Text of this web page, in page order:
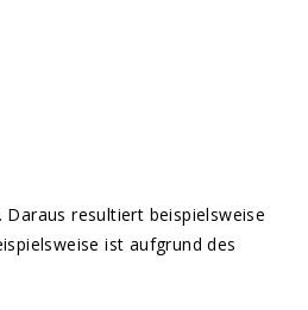
resultiert beispielsweise
ist aufgrund des